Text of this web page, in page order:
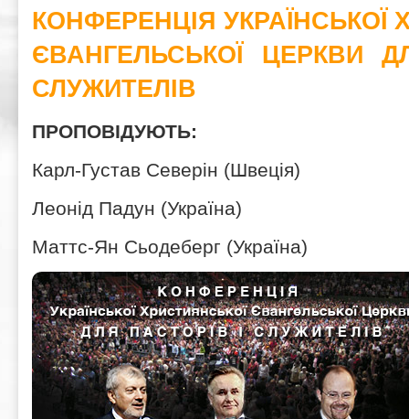
КОНФЕРЕНЦІЯ УКРАЇНСЬКОЇ
ЄВАНГЕЛЬСЬКОЇ ЦЕРКВИ
СЛУЖИТЕЛІВ
ПРОПОВІДУЮТЬ:
Карл-Густав Северін (Швеція)
Леонід Падун (Україна)
Маттс-Ян Сьодеберг (Україна)